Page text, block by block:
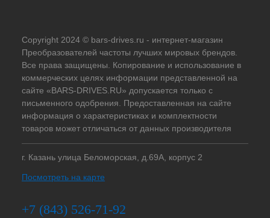
Copyright 2024 © bars-drives.ru - интернет-магазин
Преобразователей частоты лучших мировых брендов.
Все права защищены. Копирование и использование в
коммерческих целях информации представленной на
сайте «BARS-DRIVES.RU» допускается только с
письменного одобрения. Предоставленная на сайте
информация о характеристиках и комплектности
товаров может отличаться от данных производителя
г. Казань улица Беломорская, д.69А, корпус 2
Посмотреть на карте
+7 (843) 526-71-92